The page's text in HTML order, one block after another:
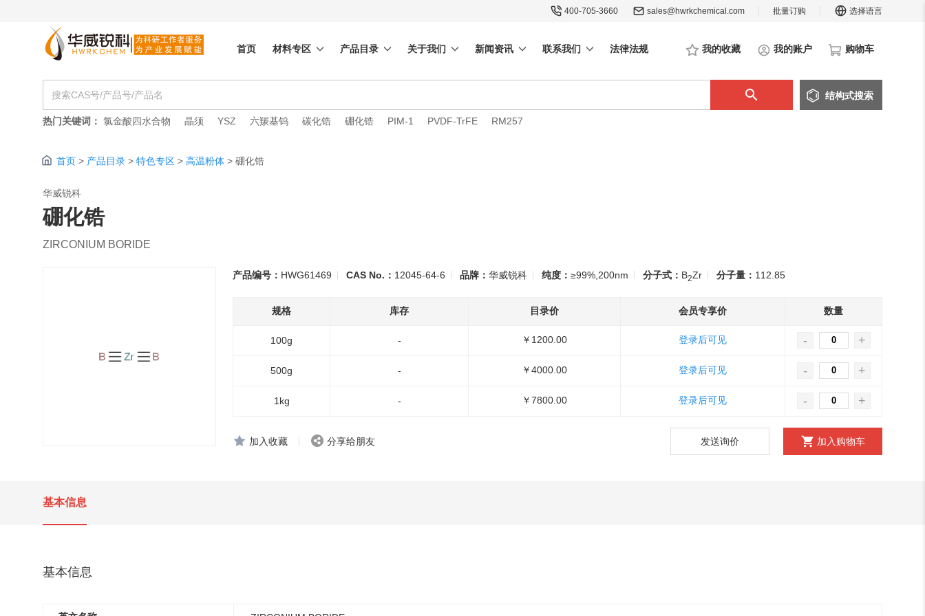
批量订购 选择语言
400-705-3660 sales@hwrkchemical.com
首页 材料专区 产品目录 关于我们 新闻资讯 联系我们 法律法规 我的收藏 我的账户 购物车
结构式搜索
热门关键词： 氯金酸四水合物 晶须 YSZ 六羰基钨 碳化锆 硼化锆 PIM-1 PVDF-TrFE RM257
首页 > 产品目录 > 特色专区 > 高温粉体 > 硼化锆
硼化锆
华威锐科
ZIRCONIUM BORIDE
产品编号： HWG61469 CAS No.： 12045-64-6 品牌： 华威锐科 纯度： ≥99%,200nm 分子式： B2Zr 分子量： 112.85
规格 库存 目录价 会员专享价 数量
100g - ￥1200.00 登录后可见 - +
500g - ￥4000.00 登录后可见 - +
1kg - ￥7800.00 登录后可见 - +
加入收藏 分享给朋友 发送询价 加入购物车
基本信息
基本信息